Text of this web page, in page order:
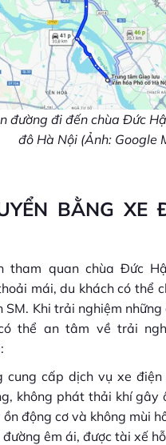
đường đi đến chùa Đức
đô Hà Nội (Ảnh: Google
BẰNG XE
tham quan chùa Đức
mái, du khách có thể
SM. Khi trải nghiệm
thể an tâm về trải
cung cấp dịch vụ xe
không phát thải khí gây
động cơ và không mùi
đường êm ái, được tài xế